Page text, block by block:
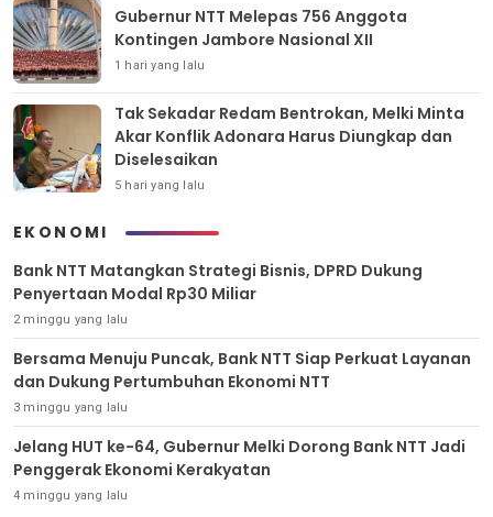
Gubernur NTT Melepas 756 Anggota
Kontingen Jambore Nasional XII
1 hari yang lalu
Tak Sekadar Redam Bentrokan, Melki Minta
Akar Konflik Adonara Harus Diungkap dan
Diselesaikan
5 hari yang lalu
EKONOMI
Bank NTT Matangkan Strategi Bisnis, DPRD Dukung
Penyertaan Modal Rp30 Miliar
2 minggu yang lalu
Bersama Menuju Puncak, Bank NTT Siap Perkuat Layanan
dan Dukung Pertumbuhan Ekonomi NTT
3 minggu yang lalu
Jelang HUT ke-64, Gubernur Melki Dorong Bank NTT Jadi
Penggerak Ekonomi Kerakyatan
4 minggu yang lalu